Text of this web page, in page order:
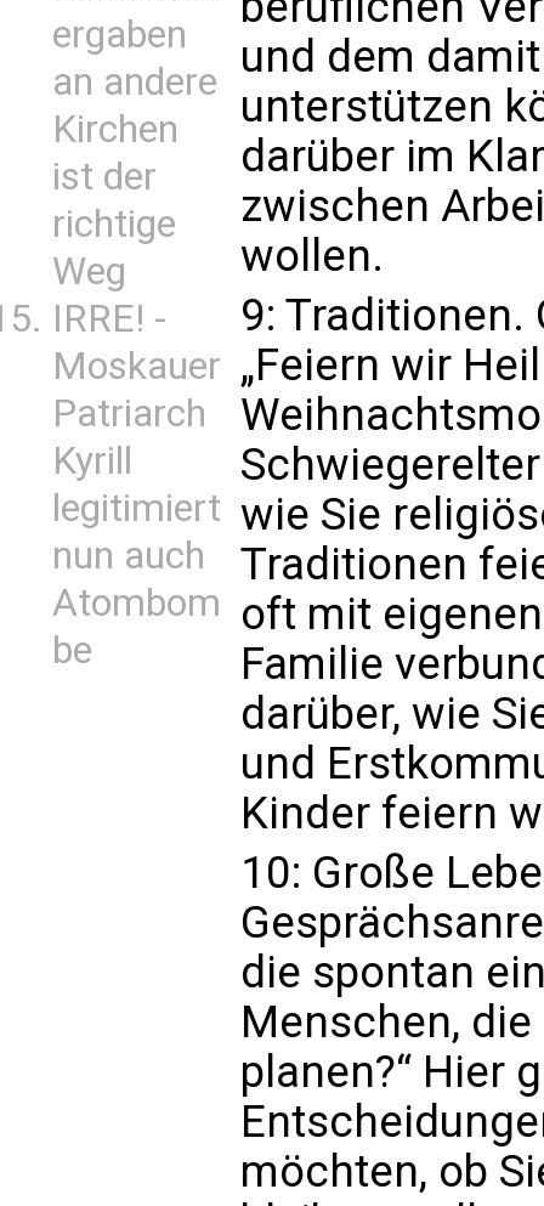
ergaben
an andere
Kirchen
ist der
richtige
Weg
IRRE! -
Moskauer
Patriarch
Kyrill
legitimiert
nun auch
Atombom
be
und dem
unterstützen
darüber im
zwischen
wollen.
9: Traditionen.
„Feiern wir
wie Sie
Traditionen
oft mit
Familie
darüber, wie
und
Kinder feiern
10: Große
die spontan
Menschen,
planen?“ Hier
möchten, ob